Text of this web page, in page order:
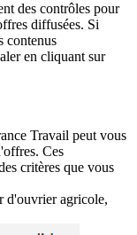
des contrôles pour
diffusées. Si
contenus
en cliquant sur
Travail peut vous
Ces
critères que vous
d'ouvrier agricole,